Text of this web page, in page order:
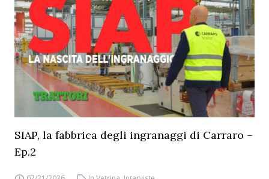
SIAP, la fabbrica degli ingranaggi di Carraro –
Ep.2